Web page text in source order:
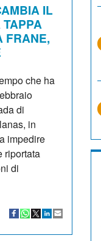
IL
FRANE,
che ha
di
in
impedire
riportata
di